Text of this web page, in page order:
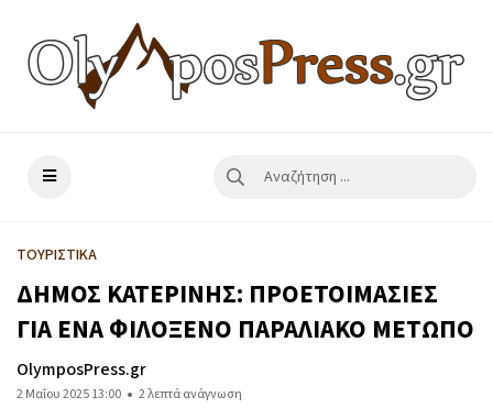
ΤΟΥΡΙΣΤΙΚΑ
ΔΗΜΟΣ ΚΑΤΕΡΙΝΗΣ: ΠΡΟΕΤΟΙΜΑΣΙΕΣ
ΓΙΑ ΕΝΑ ΦΙΛΟΞΕΝΟ ΠΑΡΑΛΙΑΚΟ ΜΕΤΩΠΟ
OlymposPress.gr
2 Μαΐου 2025 13:00 2 λεπτά ανάγνωση